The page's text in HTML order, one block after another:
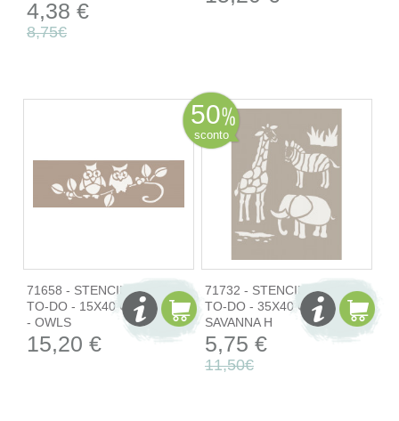
4,38 €
8,75€
71658 - STENCIL
TO-DO - 15X40 CM
- OWLS
15,20 €
50
sconto
71732 - STENCIL
TO-DO - 35X40 CM
SAVANNA H
5,75 €
11,50€